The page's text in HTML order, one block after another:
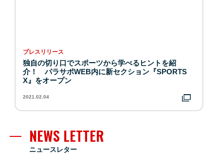
プレスリリース
独自の切り口でスポーツから学べるヒントを紹
介！ パラサポWEB内に新セクション『SPORTS
X』をオープン
2021.02.04
NEWS LETTER
ニュースレター